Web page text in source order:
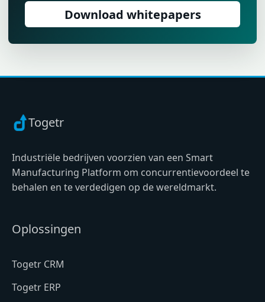
Download whitepapers
Togetr
Industriële bedrijven voorzien van een Smart
Manufacturing Platform om concurrentievoordeel te
behalen en te verdedigen op de wereldmarkt.
Oplossingen
Togetr CRM
Togetr ERP